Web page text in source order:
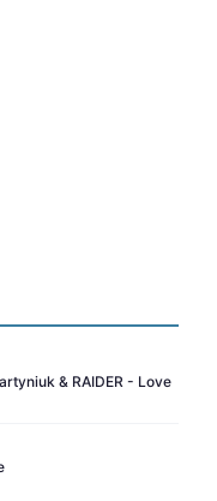
& RAIDER - Love